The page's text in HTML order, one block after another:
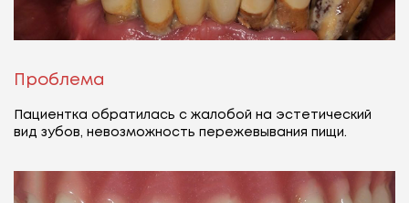
Проблема
Пациентка обратилась с жалобой на эстетический
вид зубов, невозможность пережевывания пищи.